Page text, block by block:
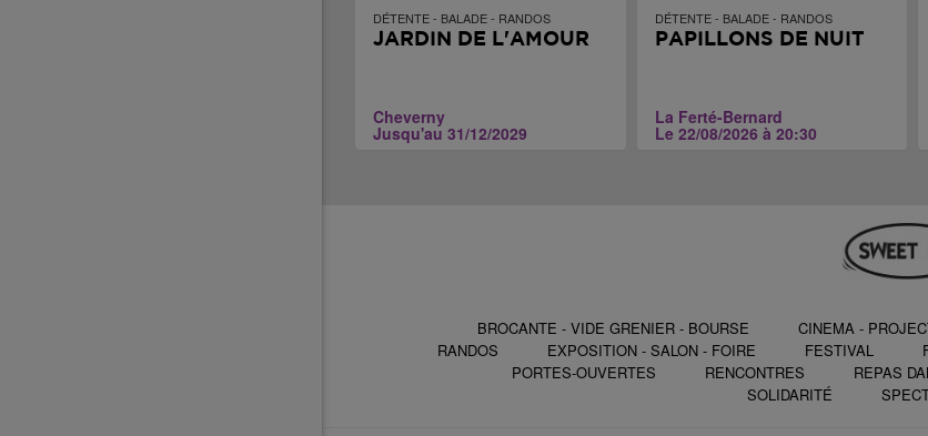
DÉTENTE - BALADE - RANDOS
JARDIN DE L'AMOUR
Cheverny
Jusqu'au 31/12/2029
DÉTENTE - BALADE - RANDOS
PAPILLONS DE NUIT
La Ferté-Bernard
Le 22/08/2026 à 20:30
BROCANTE - VIDE GRENIER - BOURSE CINEMA -
RANDOS
EXPOSITION - SALON - FOIRE FESTIVAL
PORTES-OUVERTES
RENCONTRES REPAS
SOLIDARITÉ